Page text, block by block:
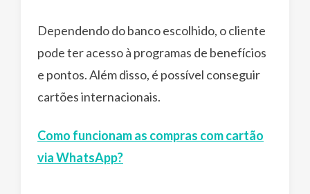
Dependendo do banco escolhido, o cliente
pode ter acesso à programas de benefícios
e pontos. Além disso, é possível conseguir
cartões internacionais.
Como funcionam as compras com cartão
via WhatsApp?